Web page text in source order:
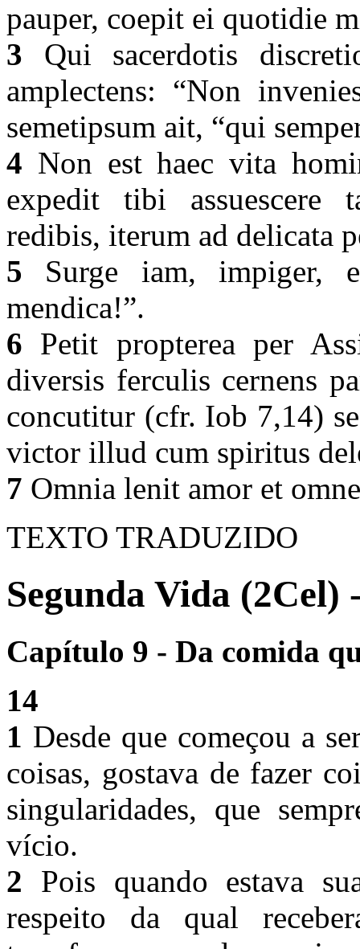
pauper, coepit ei quotidie
3 Qui sacerdotis
amplectens: “Non
semetipsum ait, “qui
4 Non est haec vita
expedit tibi assuescere
redibis, iterum ad delicata
5 Surge iam, impiger,
mendica!”.
6 Petit propterea per
diversis ferculis cernens
concutitur (cfr. Iob 7,14)
victor illud cum spiritus
7 Omnia lenit amor et
TEXTO TRADUZIDO
Segunda Vida (2Cel)
Capítulo 9 - Da comida
14
1 Desde que começou a
coisas, gostava de fazer
singularidades, que
vício.
2 Pois quando estava
respeito da qual